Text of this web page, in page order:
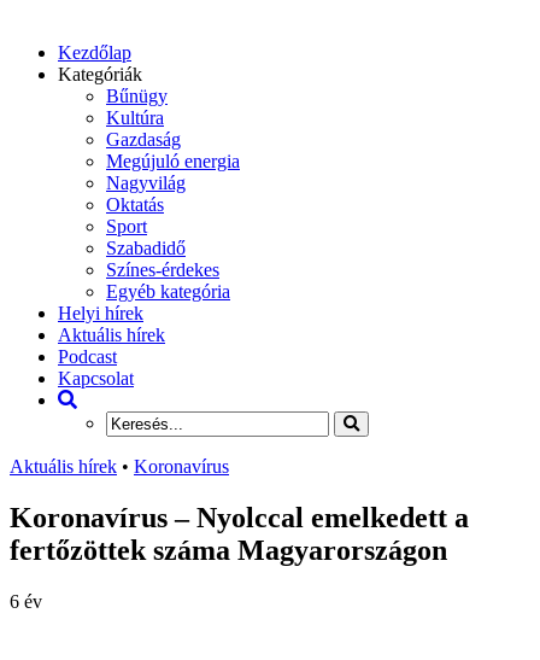
Kezdőlap
Kategóriák
Bűnügy
Kultúra
Gazdaság
Megújuló energia
Nagyvilág
Oktatás
Sport
Szabadidő
Színes-érdekes
Egyéb kategória
Helyi hírek
Aktuális hírek
Podcast
Kapcsolat
Aktuális hírek • Koronavírus
Koronavírus – Nyolccal emelkedett a
fertőzöttek száma Magyarországon
6 év